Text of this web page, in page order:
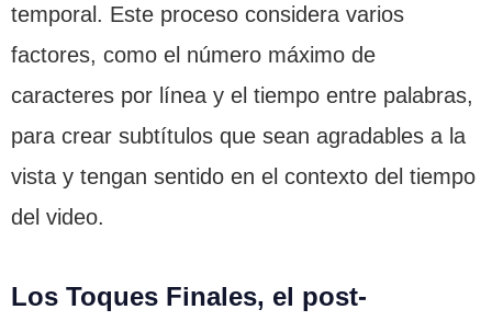
temporal. Este proceso considera varios
factores, como el número máximo de
caracteres por línea y el tiempo entre palabras,
para crear subtítulos que sean agradables a la
vista y tengan sentido en el contexto del tiempo
del video.
Los Toques Finales, el post-